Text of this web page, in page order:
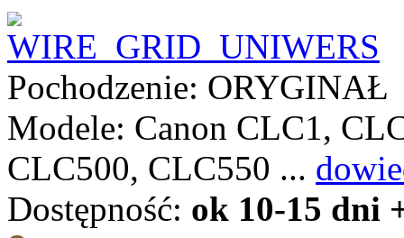
Pochodzenie: ORYGINAŁ
Modele: Canon CLC1,
CLC500, CLC550 ...
Dostępność: ok 10-15 dni